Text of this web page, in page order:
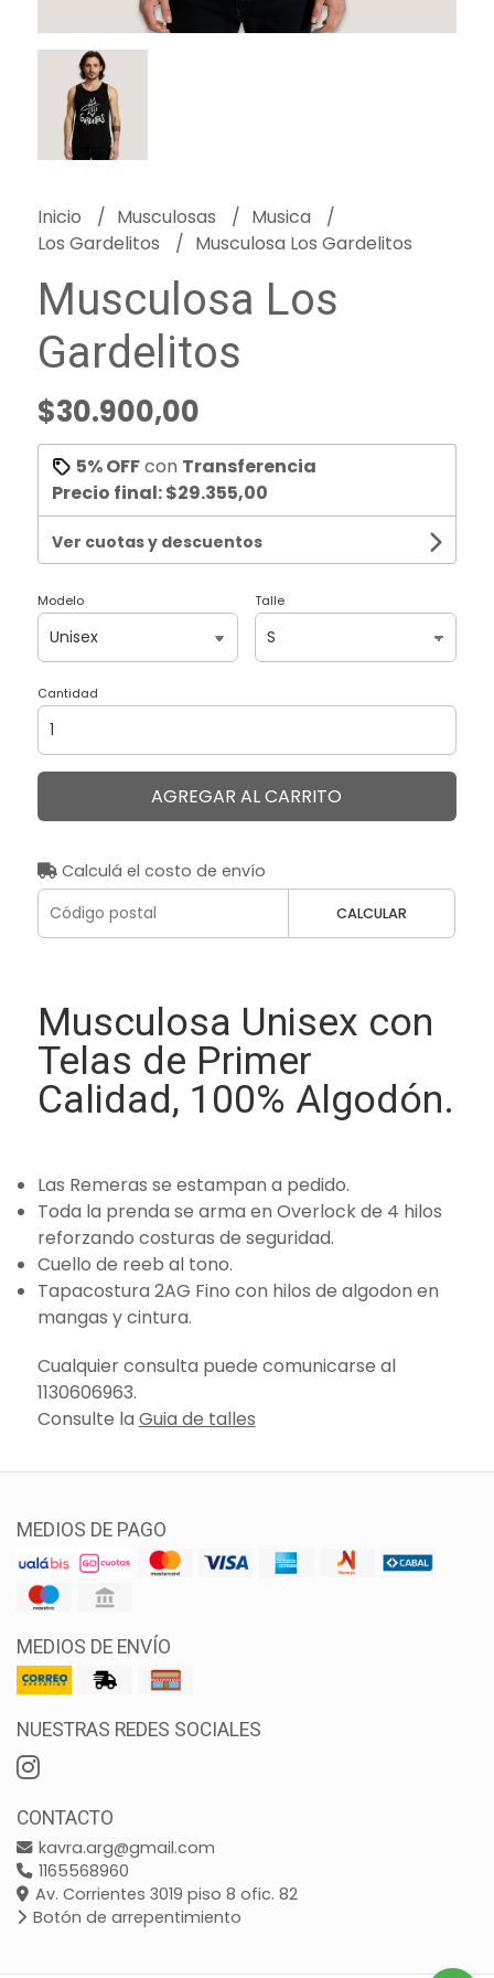
Inicio Musculosas
Musica
Los Gardelitos
Musculosa Los Gardelitos
Musculosa Los
Gardelitos
$30.900,00
5% OFFcon Transferencia
Precio final:$29.355,00
Ver cuotas y descuentos
Modelo Talle
Cantidad
AGREGAR AL CARRITO
Calculá el costo de envío
CALCULAR
Musculosa Unisex con
Telas de Primer
Calidad, 100% Algodón.
Las Remeras se estampan a pedido.
Toda la prenda se arma en Overlock de 4 hilos
reforzando costuras de seguridad.
Cuello de reeb al tono.
Tapacostura 2AG Fino con hilos de algodon en
mangas y cintura.
Cualquier consulta puede comunicarse al
1130606963.
Consulte la Guia de talles
MEDIOS DE PAGO
MEDIOS DE ENVÍO
NUESTRAS REDES SOCIALES
CONTACTO
kavra.arg@gmail.com
1165568960
Av. Corrientes 3019 piso 8 ofic. 82
Botón de arrepentimiento